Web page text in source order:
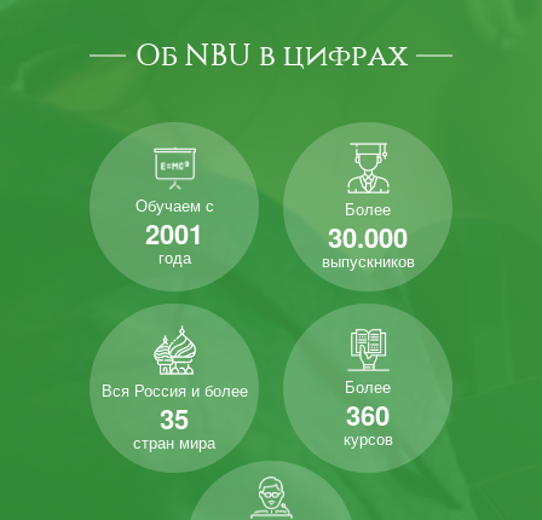
Об NBU в цифрах
Обучаем с
2001
года
Более
30.000
выпускников
Вся Россия и более
35
стран мира
Более
360
курсов